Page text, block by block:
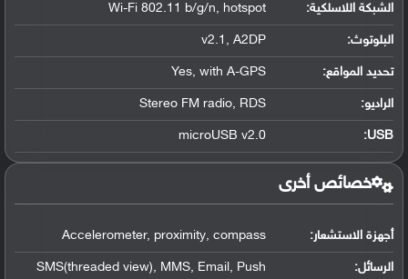
الشبكة اللاسلكية: Wi-Fi 802.11 b/g/n, hotspot
البلوتوث:
v2.1, A2DP
تحديد المواقع:
Yes, with A-GPS
الراديو: Stereo FM radio, RDS
USB
:
microUSB v2.0
خصائص أخرى
أجهزة الاستشعار: Accelerometer, proximity, compass
الرسائل:
SMS(threaded view), MMS, Email, Push